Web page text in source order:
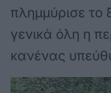
πλημμύρισε το
γενικά όλη η
κανένας